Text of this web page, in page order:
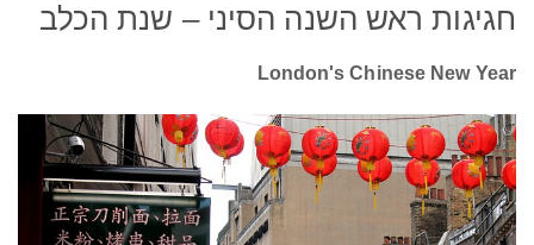
חגיגות ראש השנה הסיני – שנת הכלב
London's Chinese New Year